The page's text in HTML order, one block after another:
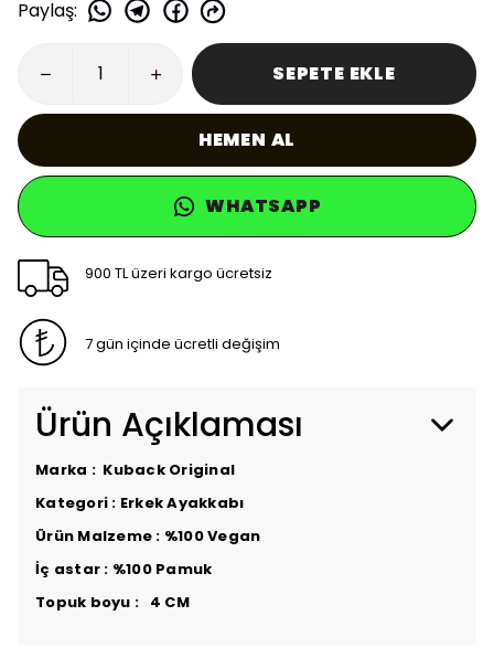
Paylaş:
SEPETE EKLE
HEMEN AL
WHATSAPP
900 TL üzeri kargo ücretsiz
7 gün içinde ücretli değişim
Ürün Açıklaması
Marka : Kuback Original
Kategori : Erkek Ayakkabı
Ürün Malzeme : %100 Vegan
İç astar : %100 Pamuk
Topuk boyu : 4 CM